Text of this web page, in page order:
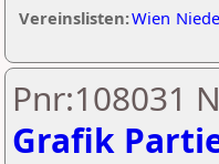
Vereinslisten:Wien
Pnr:108031
Grafik